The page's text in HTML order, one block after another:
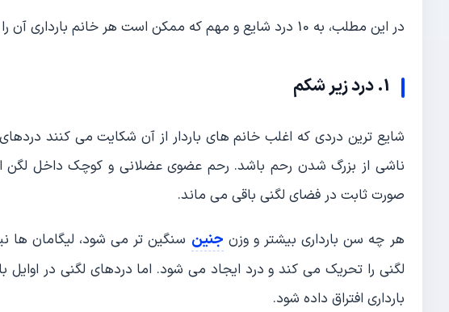
در این مطلب، به 10 درد شایع و مهم که ممکن است هر خانم بارداری آن را تجربه کند، اشاره می کنیم.
1. درد زیر شکم
شایع ترین دردی که اغلب خانم های باردار از آن شکایت می کنند
ناشی از بزرگ شدن رحم باشد. رحم عضوی عضلانی و کوچک داخل لگن
صورت ثابت در فضای لگنی باقی می ماند.
هر چه سن بارداری بیشتر و وزن جنین سنگین تر می شود، لیگامان ها
لگنی را تحریک می کند و درد ایجاد می شود. اما دردهای لگنی در اوایل
بارداری افتراق داده شود.